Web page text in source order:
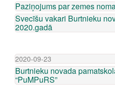
Paziņojums par zemes
Svecīšu vakari Burtnieku
2020.gadā
2020-09-23
Burtnieku novada
“PuMPuRS”